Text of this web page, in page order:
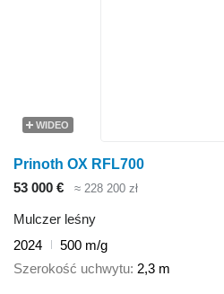
WIDEO
Prinoth OX RFL700
53 000 €
≈ 228 200 zł
Mulczer leśny
2024
500 m/g
Szerokość uchwytu 2,3 m